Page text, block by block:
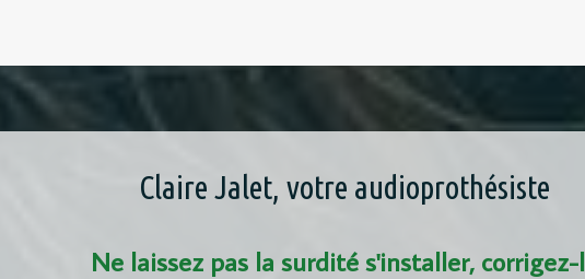
Claire Jalet, votre audioprothésiste
Ne laissez pas la surdité s'installer, corrigez-